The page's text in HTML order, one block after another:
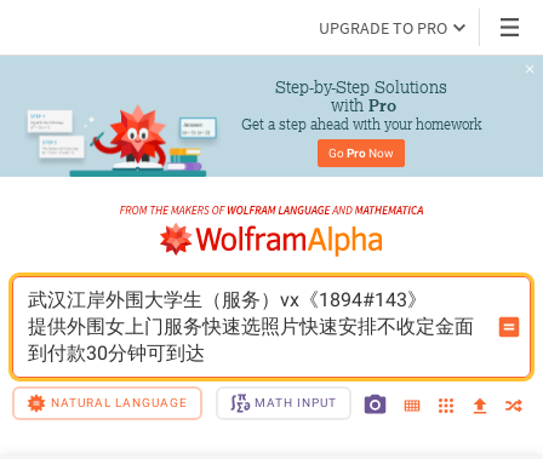
UPGRADE TO PRO
Step-by-Step Solutions
with Pro
Get a step ahead with your homework
Go Pro Now
武汉江岸外围大学生（服务）vx《1894#143》
提供外围女上门服务快速选照片快速安排不收定金面
到付款30分钟可到达
NATURAL LANGUAGE MATH INPUT